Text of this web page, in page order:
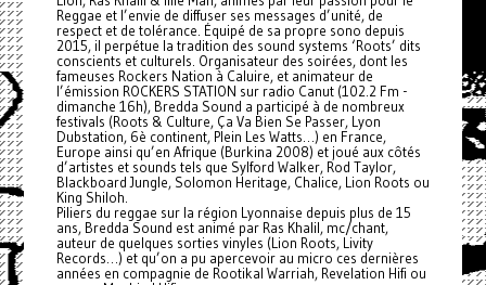
Reggae et l’envie de diffuser ses messages d’unité, de
respect et de tolérance. Équipé de sa propre sono depuis
2015, il perpétue la tradition des sound systems ‘Roots’ dits
conscients et culturels. Organisateur des soirées, dont les
fameuses Rockers Nation à Caluire, et animateur de
l’émission ROCKERS STATION sur radio Canut (102.2 Fm -
dimanche 16h), Bredda Sound a participé à de nombreux
festivals (Roots & Culture, Ça Va Bien Se Passer, Lyon
Dubstation, 6è continent, Plein Les Watts…) en France,
Europe ainsi qu’en Afrique (Burkina 2008) et joué aux côtés
d’artistes et sounds tels que Sylford Walker, Rod Taylor,
Blackboard Jungle, Solomon Heritage, Chalice, Lion Roots ou
King Shiloh.
Piliers du reggae sur la région Lyonnaise depuis plus de 15
ans, Bredda Sound est animé par Ras Khalil, mc/chant,
auteur de quelques sorties vinyles (Lion Roots, Livity
Records…) et qu’on a pu apercevoir au micro ces dernières
années en compagnie de Rootikal Warriah, Revelation Hifi ou